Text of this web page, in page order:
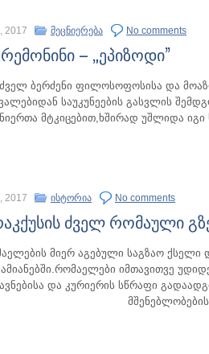
2017 მეცნიერება No comments
– „ეპიზოდი”
ბერძენი ფილოსოფოსისა და
საუკუნეების გასვლის
მტკიცებით,ხშირად უშლიდა იგი
2017 ისტორია No comments
ძველ რომაული
მიერ აგებული საგზაო ქსელი
იმთავითვე
და კურიერის სწრაფი